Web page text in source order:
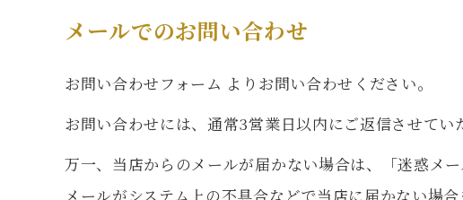
メールでのお問い合わせ
お問い合わせフォーム よりお問い合わせください。
お問い合わせには、通常3営業日以内にご返信させてい
万一、当店からのメールが届かない場合は、「迷惑メ
メールがシステム上の不具合などで当店に届かない場合